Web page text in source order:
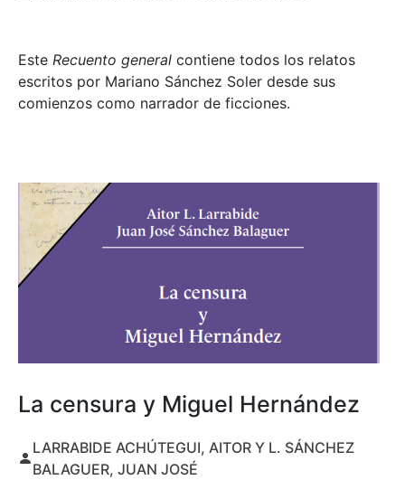
Este Recuento general contiene todos los relatos
escritos por Mariano Sánchez Soler desde sus
comienzos como narrador de ficciones.
La censura y Miguel Hernández
LARRABIDE ACHÚTEGUI, AITOR Y L. SÁNCHEZ
BALAGUER, JUAN JOSÉ